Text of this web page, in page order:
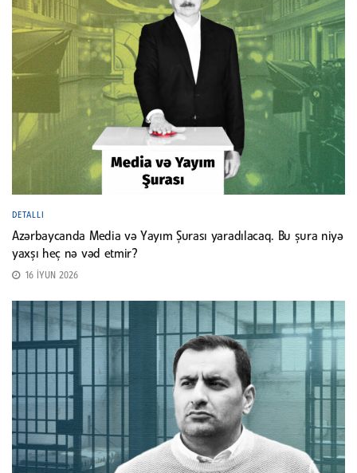
DETALLI
Azərbaycanda Media və Yayım Şurası yaradılacaq. Bu şura niyə
yaxşı heç nə vəd etmir?
16 İYUN 2026